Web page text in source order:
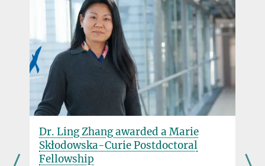
Dr. Ling Zhang awarded a Marie
Skłodowska-Curie Postdoctoral
Fellowship